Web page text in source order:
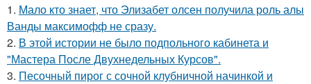
1. Мало кто знает, что Элизабет олсен получила роль алы
Ванды максимофф не сразу.
2. В этой истории не было подпольного кабинета и
"Мастера После Двухнедельных Курсов".
3. Песочный пирог с сочной клубничной начинкой и